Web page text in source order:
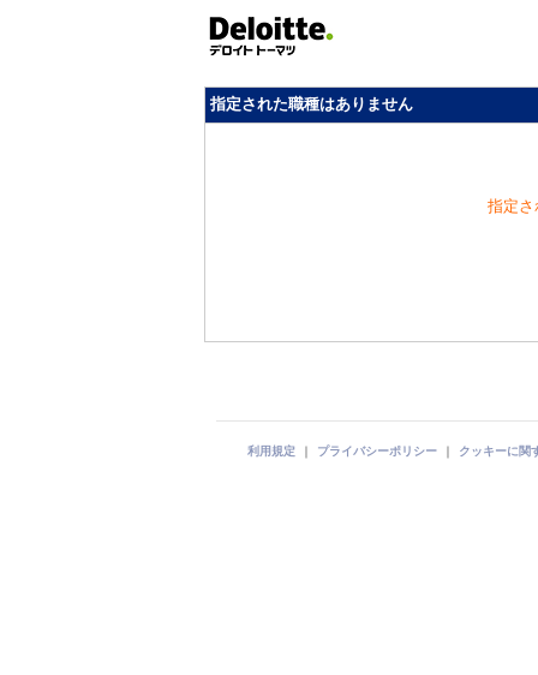
指定された職種はありません
指定さ
利用規定 ｜ プライバシーポリシー ｜ クッキーに関